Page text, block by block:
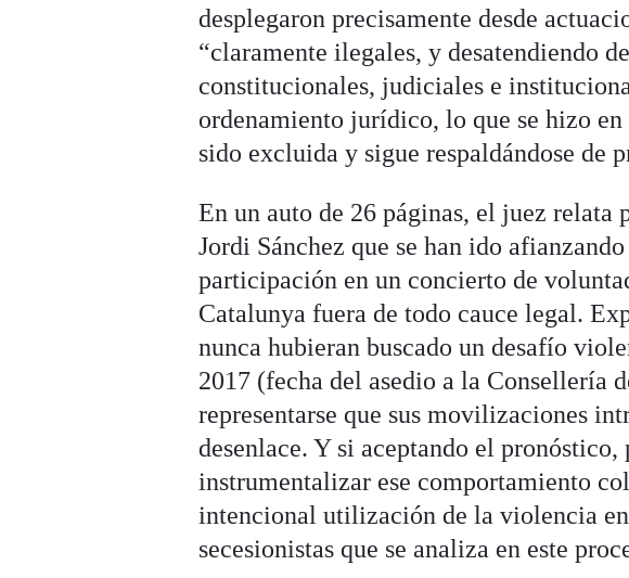
desplegaron precisamente desde
“claramente ilegales, y desatendiendo
constitucionales, judiciales e
ordenamiento jurídico, lo que se hizo
sido excluida y sigue respaldándose de
En un auto de 26 páginas, el juez
Jordi Sánchez que se han ido
participación en un concierto de
Catalunya fuera de todo cauce legal.
nunca hubieran buscado un desafío
2017 (fecha del asedio a la Consellería
representarse que sus movilizaciones
desenlace. Y si aceptando el
instrumentalizar ese comportamiento
intencional utilización de la violencia
secesionistas que se analiza en este